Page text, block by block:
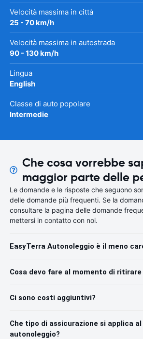
Velocità massima in città
25 - 70 km/h
Velocità massima in autostrada
90 - 130 km/h
Lingua
English
Classe di auto popolare
Intermedie
Che cosa vorrebbe
maggior parte delle
Le domande e le risposte che seguono
delle domande più frequenti. Se la
consultare la pagina delle domande
mettersi in contatto con noi.
EasyTerra Autonoleggio è il meno
Cosa devo fare al momento di
Ci sono costi aggiuntivi?
Che tipo di assicurazione si applica al
autonoleggio?